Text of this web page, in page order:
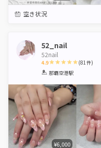
空き状況
52_nail
52nail
4.9
1 2 3 4 5
(81件)
那覇空港駅
¥6,000